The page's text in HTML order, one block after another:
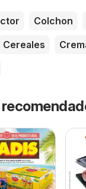
Colchon
Cereales